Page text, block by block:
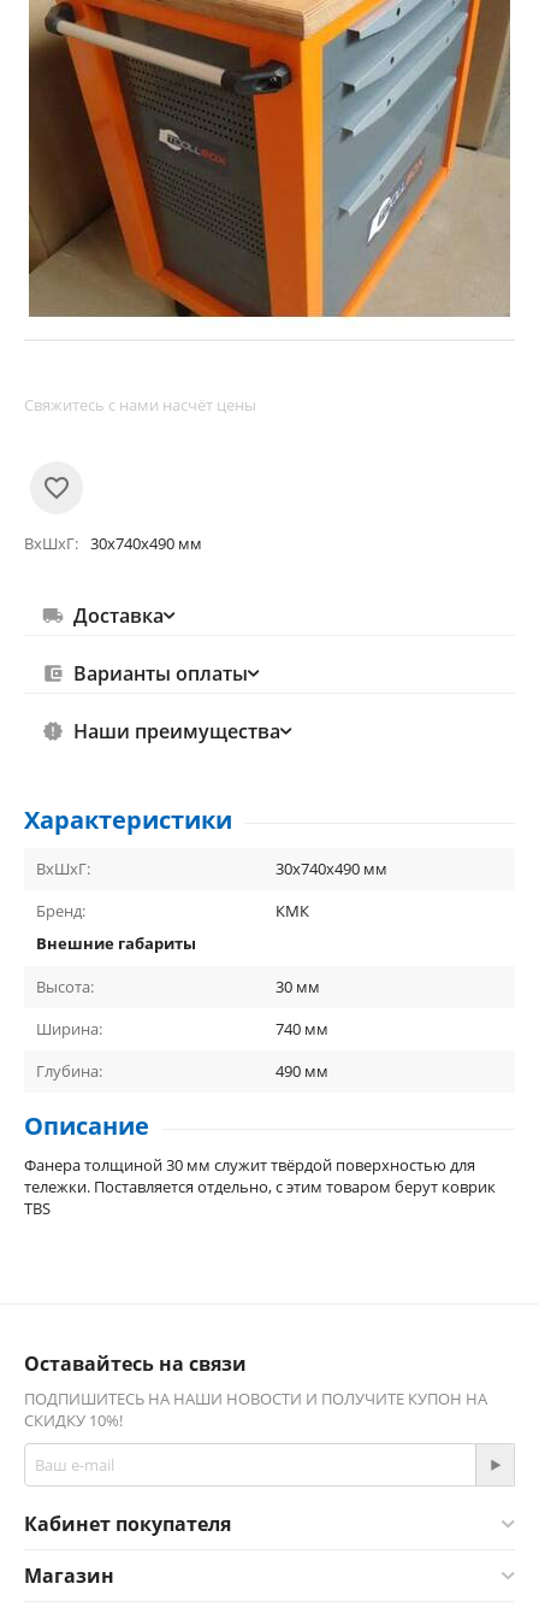
Свяжитесь с нами насчёт цены
ВхШхГ 30х740х490 мм
Доставка
Варианты оплаты
Наши преимущества
Характеристики
ВхШхГ:
30х740х490 мм
Бренд:
КМК
Внешние габариты
Высота:
30 мм
Ширина:
740 мм
Глубина:
490 мм
Описание
Фанера толщиной 30 мм служит твёрдой поверхностью для
тележки. Поставляется отдельно, с этим товаром берут коврик
TBS
Оставайтесь на связи
ПОДПИШИТЕСЬ НА НАШИ НОВОСТИ И ПОЛУЧИТЕ КУПОН НА
СКИДКУ 10%!
Кабинет покупателя
Магазин